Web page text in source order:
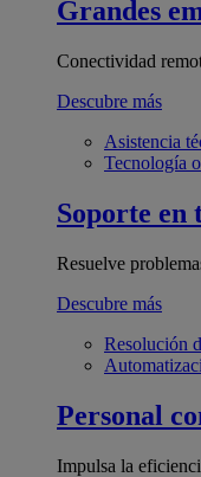
Grandes
Conectividad
Descubre más
Asistencia
Tecnología
Soporte en
Resuelve
Descubre más
Resolución
Personal
Impulsa la